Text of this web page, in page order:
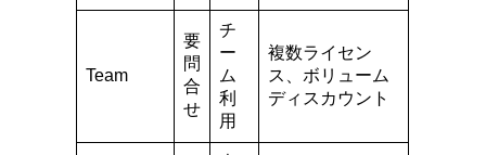
Team
要
問
合
せ
チ
ー
ム
利
用
複数ライセン
ス、ボリューム
ディスカウント